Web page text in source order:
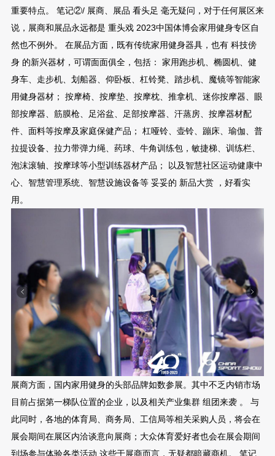
重要特点。 笔记②/ 展商、展品 看头足 毫无疑问，对于任何展区来
说，展商和展品永远都是 重头戏 2023中国体博会家用健身专区自
然也不例外。 在展品方面，既有传统家用健身器具，也有 科技傍
身 的新兴器材，可谓面面俱全，包括： 家用跑步机、椭圆机、健
身车、走步机、划船器、仰卧板、杠铃凳、踏步机、魔镜等智能家
用健身器材； 按摩椅、按摩垫、按摩枕、推拿机、迷你按摩器、眼
部按摩器、筋膜枪、足浴盆、足部按摩器、汗蒸房、按摩器材配
件、面料等按摩及家庭保健产品； 杠哑铃、壶铃、蹦床、瑜伽、普
拉提设备、拉力带弹力绳、药球、牛角训练包，敏捷梯、训练栏、
泡沫滚轴、按摩球等小型训练器材产品； 以及智慧社区运动健康中
心、智慧管理系统、智慧设施设备等 妥妥的 新品大赏 ，好看实
用。
展商方面，国内家用健身的头部品牌如数参展。其中不乏内销市场
目前占据第一梯队位置的企业，以及相关产业集群 组团来袭 。 与
此同时，各地的体育局、商务局、工信局等相关采购人员，将会在
展会期间在展区内洽谈意向展商；大众体育爱好者也会在展会期间
到场参与体验各类活动 这些于展商而言，无疑都暗藏商机。 笔记